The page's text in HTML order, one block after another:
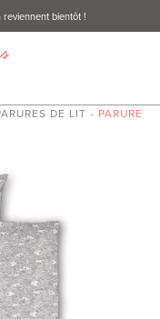
reviennent bientôt !
DE LIT - PARURE